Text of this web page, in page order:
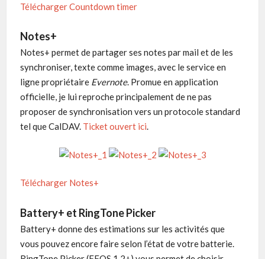
Télécharger Countdown timer
Notes+
Notes+ permet de partager ses notes par mail et de les
synchroniser, texte comme images, avec le service en
ligne propriétaire Evernote. Promue en application
officielle, je lui reproche principalement de ne pas
proposer de synchronisation vers un protocole standard
tel que CalDAV. Ticket ouvert ici.
Télécharger Notes+
Battery+ et RingTone Picker
Battery+ donne des estimations sur les activités que
vous pouvez encore faire selon l’état de votre batterie.